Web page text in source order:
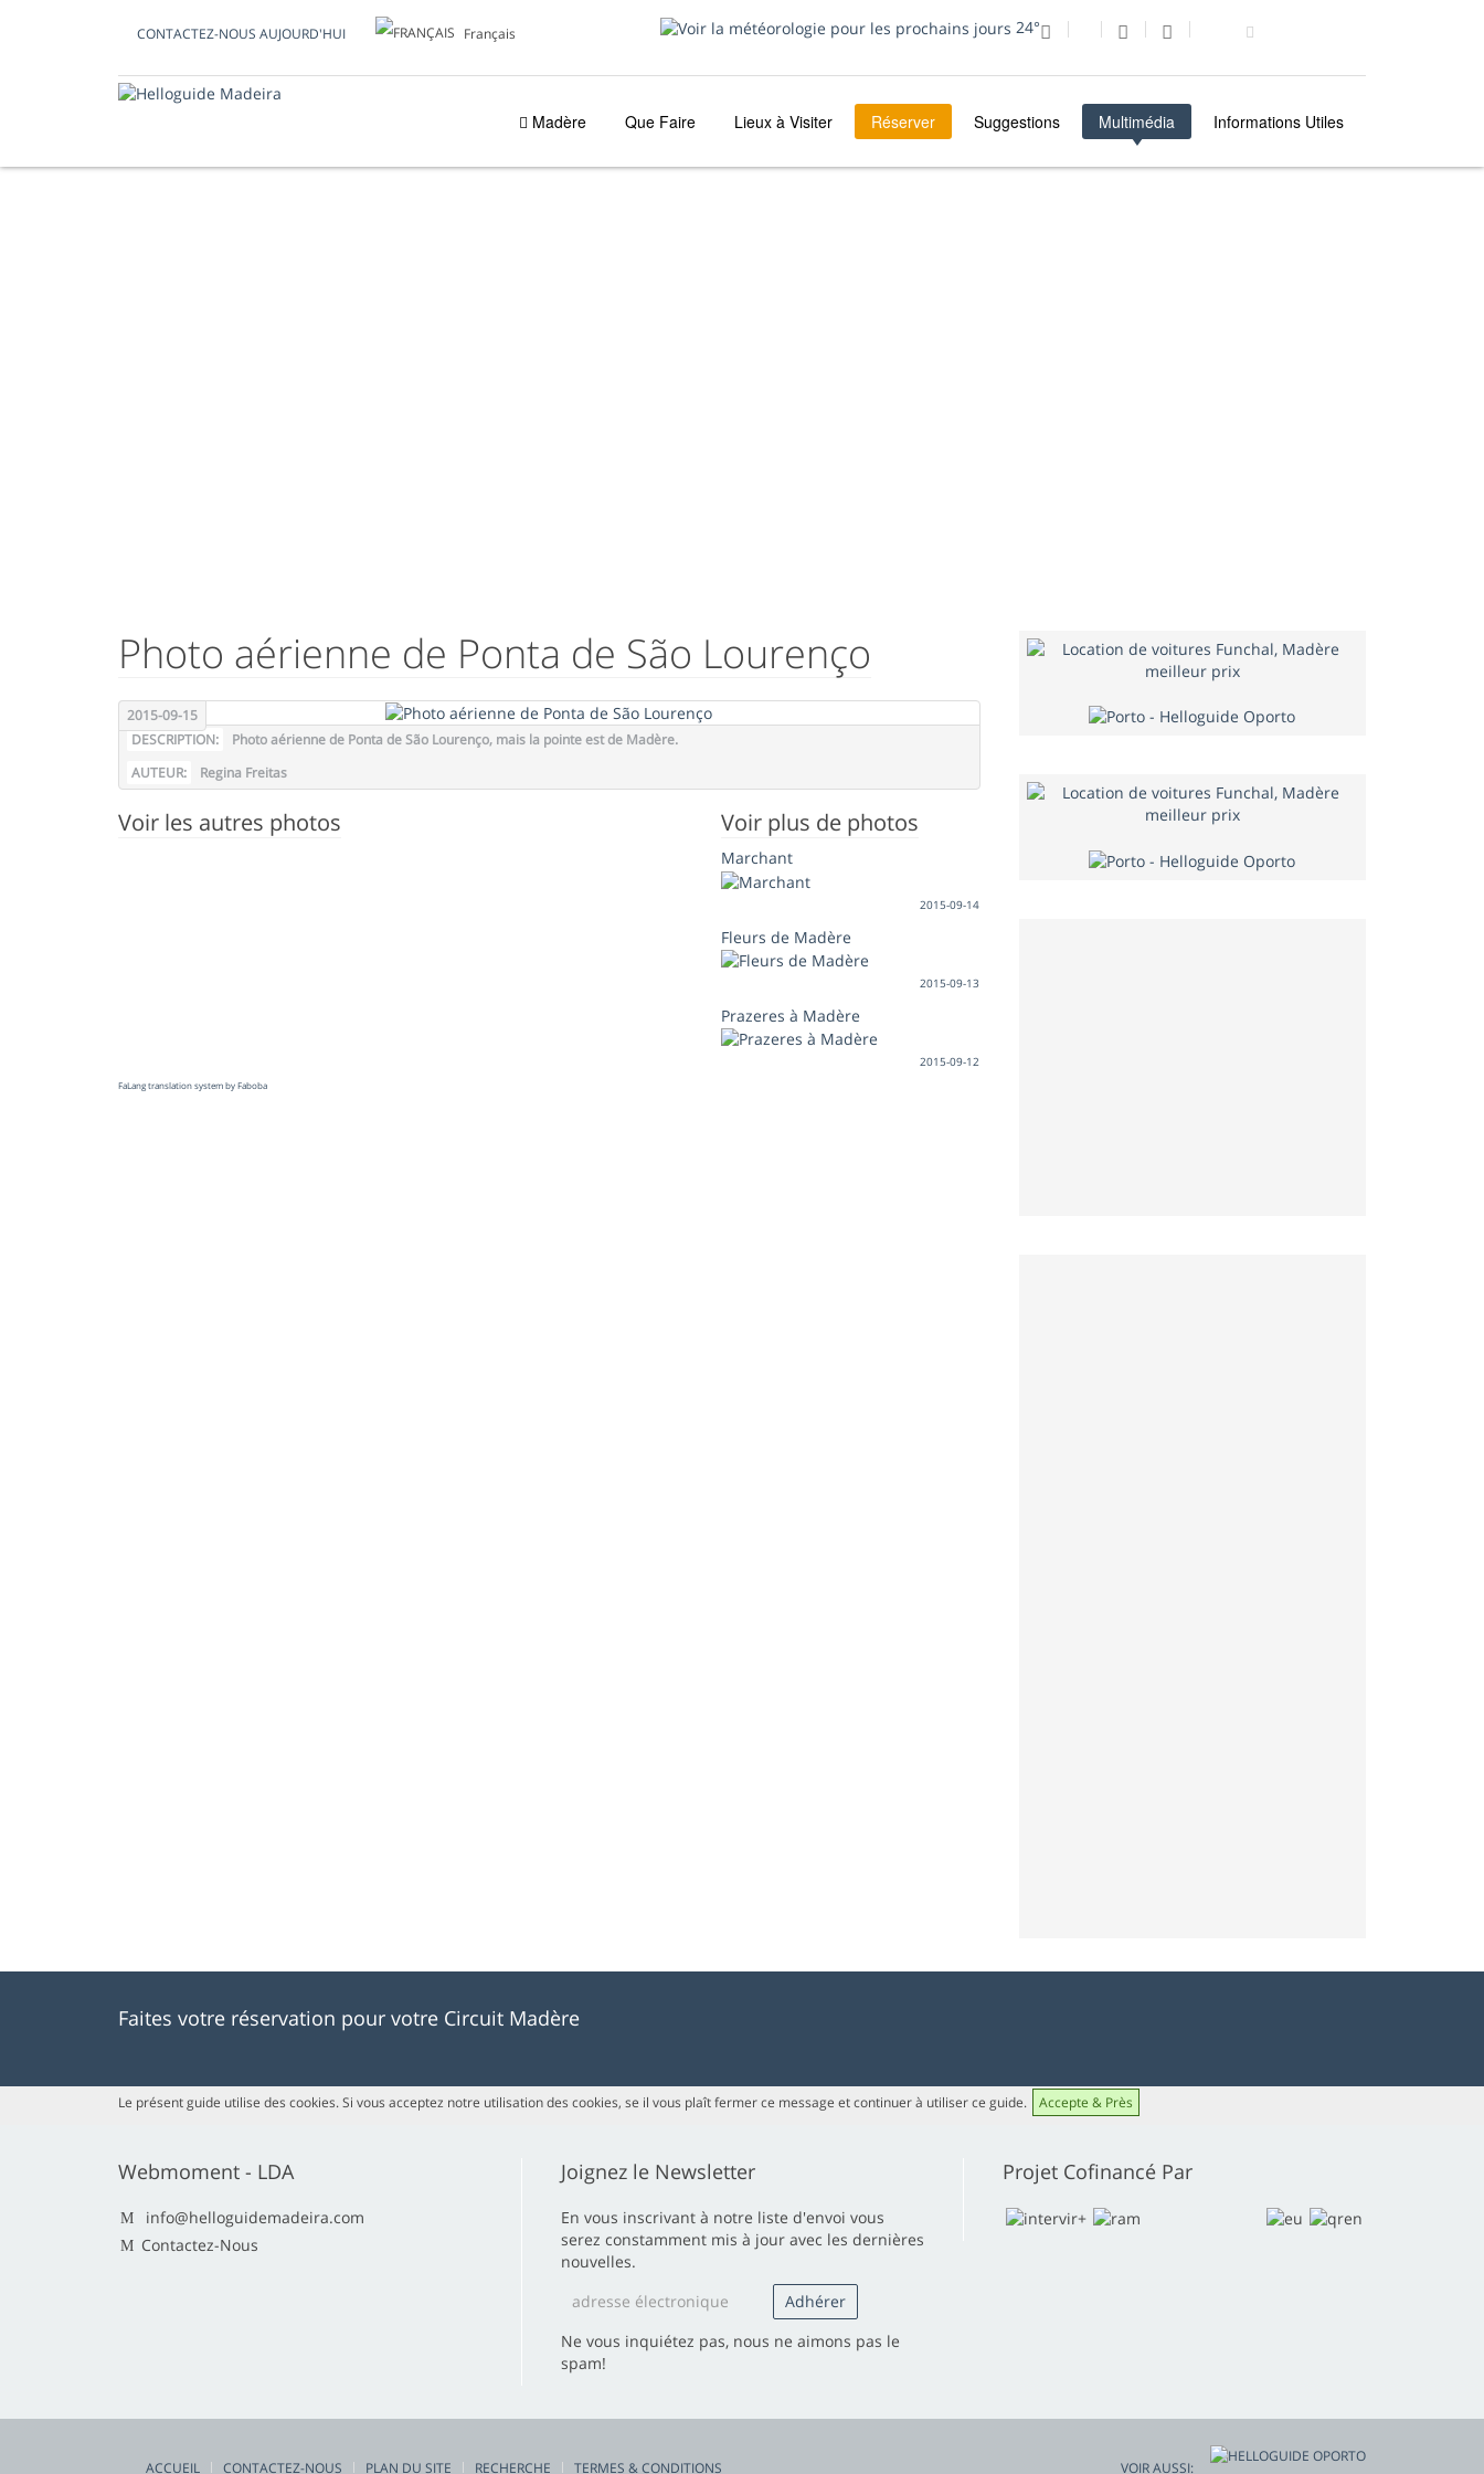
CONTACTEZ-NOUS AUJOURD'HUI Français 24°
Madère Que Faire Lieux à Visiter Réserver Suggestions Multimédia Informations Utiles
Photo aérienne de Ponta de São Lourenço
2015-09-15
DESCRIPTION:
Photo aérienne de Ponta de São Lourenço, mais la pointe est de Madère.
AUTEUR:
Regina Freitas
Voir les autres photos Voir plus de photos
Marchant
2015-09-14
Fleurs de Madère
2015-09-13
Prazeres à Madère
2015-09-12
FaLang translation system by Faboba
Faites votre réservation pour votre Circuit Madère
Le présent guide utilise des cookies. Si vous acceptez notre utilisation des cookies, se il vous plaît fermer ce message et continuer à utiliser ce guide. Accepte & Près
Webmoment - LDA
info@helloguidemadeira.com
Contactez-Nous
Joignez le Newsletter
En vous inscrivant à notre liste d'envoi vous
serez constamment mis à jour avec les dernières
nouvelles.
Ne vous inquiétez pas, nous ne aimons pas le
spam!
Projet Cofinancé Par
ACCUEIL CONTACTEZ-NOUS PLAN DU SITE RECHERCHE TERMES & CONDITIONS VOIR AUSSI: